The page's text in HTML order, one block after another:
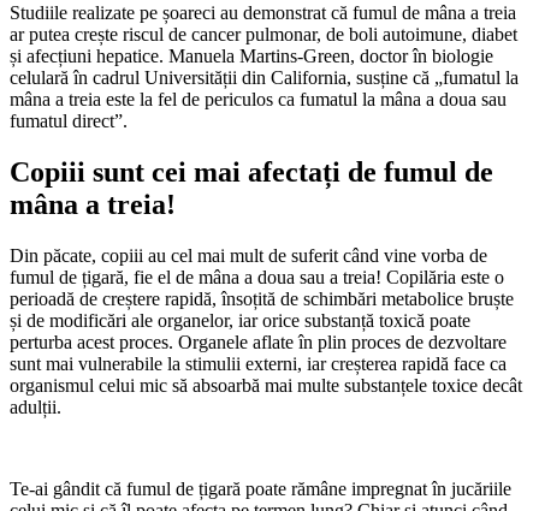
Studiile realizate pe șoareci au demonstrat că fumul de mâna a treia
ar putea crește riscul de cancer pulmonar, de boli autoimune, diabet
și afecțiuni hepatice. Manuela Martins-Green, doctor în biologie
celulară în cadrul Universității din California, susține că „fumatul la
mâna a treia este la fel de periculos ca fumatul la mâna a doua sau
fumatul direct”.
Copiii sunt cei mai afectați de fumul de
mâna a treia!
Din păcate, copiii au cel mai mult de suferit când vine vorba de
fumul de țigară, fie el de mâna a doua sau a treia! Copilăria este o
perioadă de creștere rapidă, însoțită de schimbări metabolice bruște
și de modificări ale organelor, iar orice substanță toxică poate
perturba acest proces. Organele aflate în plin proces de dezvoltare
sunt mai vulnerabile la stimulii externi, iar creșterea rapidă face ca
organismul celui mic să absoarbă mai multe substanțele toxice decât
adulții.
Te-ai gândit că fumul de țigară poate rămâne impregnat în jucăriile